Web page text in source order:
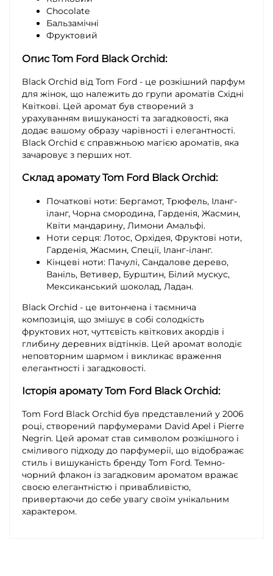
Chocolate
Бальзамічні
Фруктовий
ОписTom Ford Black Orchid:
Black Orchid від Tom Ford - це розкішний парфум
для жінок, що належить до групи ароматів Східні
Квіткові. Цей аромат був створений з
урахуванням вишуканості та загадковості, яка
додає вашому образу чарівності і елегантності.
Black Orchid є справжньою магією ароматів, яка
зачаровує з перших нот.
Склад ароматуTom Ford Black Orchid:
Початкові ноти: Бергамот, Трюфель, Іланг-
іланг, Чорна смородина, Гарденія, Жасмин,
Квіти мандарину, Лимони Амальфі.
Ноти серця: Лотос, Орхідея, Фруктові ноти,
Гарденія, Жасмин, Спеції, Іланг-іланг.
Кінцеві ноти: Пачулі, Сандалове дерево,
Ваніль, Ветивер, Бурштин, Білий мускус,
Мексиканський шоколад, Ладан.
Black Orchid - це витончена і таємнича
композиція, що змішує в собі солодкість
фруктових нот, чуттєвість квіткових акордів і
глибину деревних відтінків. Цей аромат володіє
неповторним шармом і викликає враження
елегантності і загадковості.
Історія ароматуTom Ford Black Orchid:
Tom Ford Black Orchid був представлений у 2006
році, створений парфумерами David Apel і Pierre
Negrin. Цей аромат став символом розкішного і
сміливого підходу до парфумерії, що відображає
стиль і вишуканість бренду Tom Ford. Темно-
чорний флакон із загадковим ароматом вражає
своєю елегантністю і привабливістю,
привертаючи до себе увагу своїм унікальним
характером.